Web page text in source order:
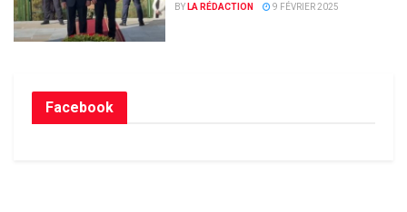
BY LA RÉDACTION 9 FÉVRIER 2025
Facebook